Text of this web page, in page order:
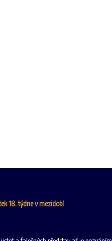
18. týdne v mezidobí